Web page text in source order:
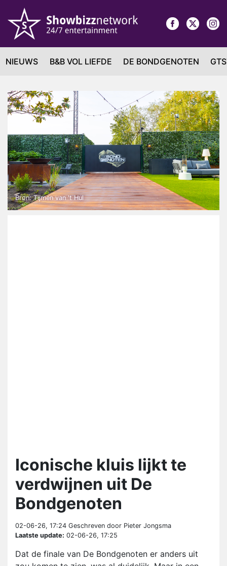
NIEUWS B&B VOL LIEFDE DE BONDGENOTEN
Bron: Tijmen van 't Hul
Iconische kluis lijkt te
verdwijnen uit De
Bondgenoten
02-06-26, 17:24 Geschreven door Pieter Jongsma
Laatste update: 02-06-26, 17:25
Dat de finale van De Bondgenoten er anders uit